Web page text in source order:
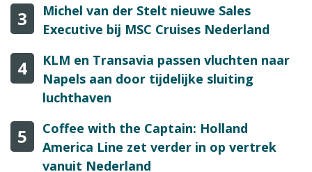
3
Michel van der Stelt nieuwe Sales
Executive bij MSC Cruises Nederland
4
KLM en Transavia passen vluchten naar
Napels aan door tijdelijke sluiting
luchthaven
5
Coffee with the Captain: Holland
America Line zet verder in op vertrek
vanuit Nederland